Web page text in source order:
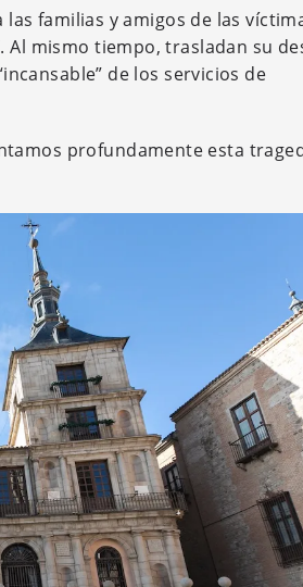
familias y amigos de las
Al mismo tiempo, trasladan su
de los servicios de
profundamente esta